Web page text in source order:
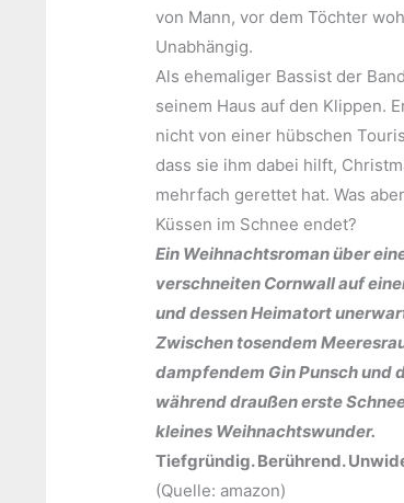
von Mann, vor dem Töchter
Unabhängig.
Als ehemaliger Bassist der
seinem Haus auf den Klippen.
nicht von einer hübschen
dass sie ihm dabei hilft,
mehrfach gerettet hat. Was
Küssen im Schnee endet?
Ein Weihnachtsroman über
verschneiten Cornwall auf
und dessen Heimatort
Zwischen tosendem
dampfendem Gin Punsch und
während draußen erste
kleines Weihnachtswunder.
Tiefgründig. Berührend.
(Quelle: amazon)